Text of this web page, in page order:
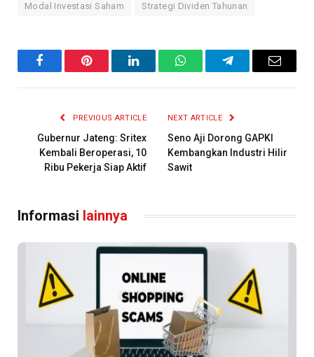
Modal Investasi Saham Strategi Dividen Tahunan
FacebookPinterest LinkedInWhatsAppTelegramEmail
PREVIOUS ARTICLE
Gubernur Jateng: Sritex
Kembali Beroperasi, 10
Ribu Pekerja Siap Aktif
NEXT ARTICLE
Seno Aji Dorong GAPKI
Kembangkan Industri Hilir
Sawit
Informasi lainnya